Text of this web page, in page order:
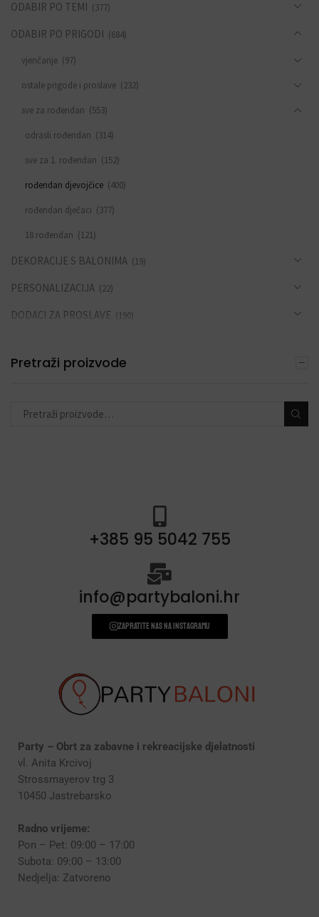
ODABIR PO TEMI (377)
ODABIR PO PRIGODI (684)
vjenčanje (97)
ostale prigode i proslave (232)
sve za rođendan (553)
odrasli rođendan (314)
sve za 1. rođendan (152)
rođendan djevojčice (400)
rođendan dječaci (377)
18 rođendan (121)
DEKORACIJE S BALONIMA (19)
PERSONALIZACIJA (22)
DODACI ZA PROSLAVE (190)
Pretraži proizvode
+385 95 5042 755
info@partybaloni.hr
Zapratite nas na instagramu
Party – Obrt za zabavne i rekreacijske djelatnosti
vl. Anita Krcivoj
Strossmayerov trg 3
10450 Jastrebarsko
Radno vrijeme:
Pon – Pet: 09:00 – 17:00
Subota: 09:00 – 13:00
Nedjelja: Zatvoreno